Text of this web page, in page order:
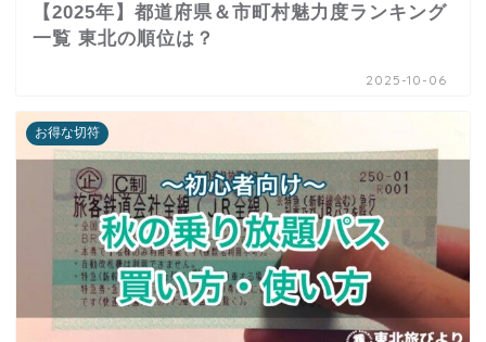
【2025年】都道府県＆市町村魅力度ランキング
一覧 東北の順位は？
2025-10-06
お得な切符